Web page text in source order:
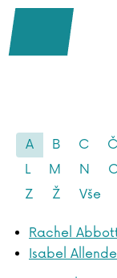
A B C Č
L
M N
Z
Ž Vše
Rachel
Isabel Allende